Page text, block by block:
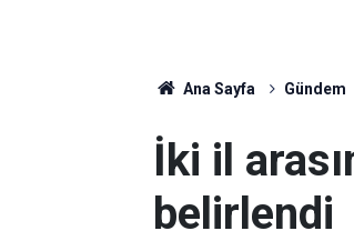
Ana Sayfa Gündem
İki il
belirlendi